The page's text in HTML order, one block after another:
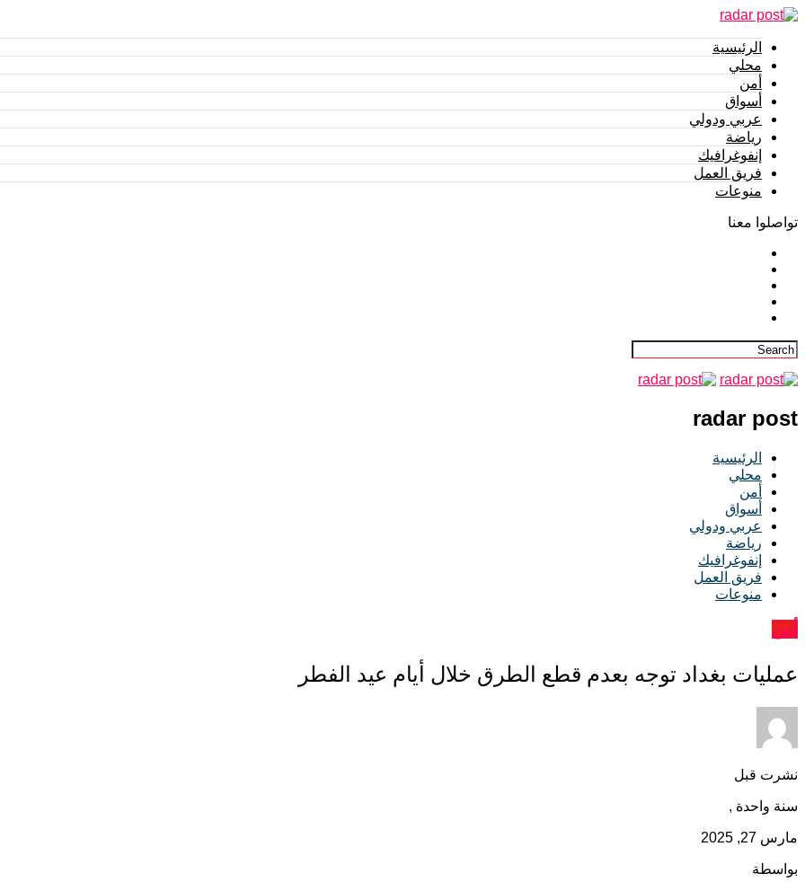
الرئيسية
محلي
أمن
أسواق
عربي ودولي
رياضة
إنفوغرافيك
فريق العمل
منوعات
تواصلوا معنا
radar post
الرئيسية
محلي
أمن
أسواق
عربي ودولي
رياضة
إنفوغرافيك
فريق العمل
منوعات
أمن
عمليات بغداد توجه بعدم قطع الطرق خلال أيام عيد الفطر
نشرت قبل
سنة واحدة ,
مارس 27, 2025
بواسطة